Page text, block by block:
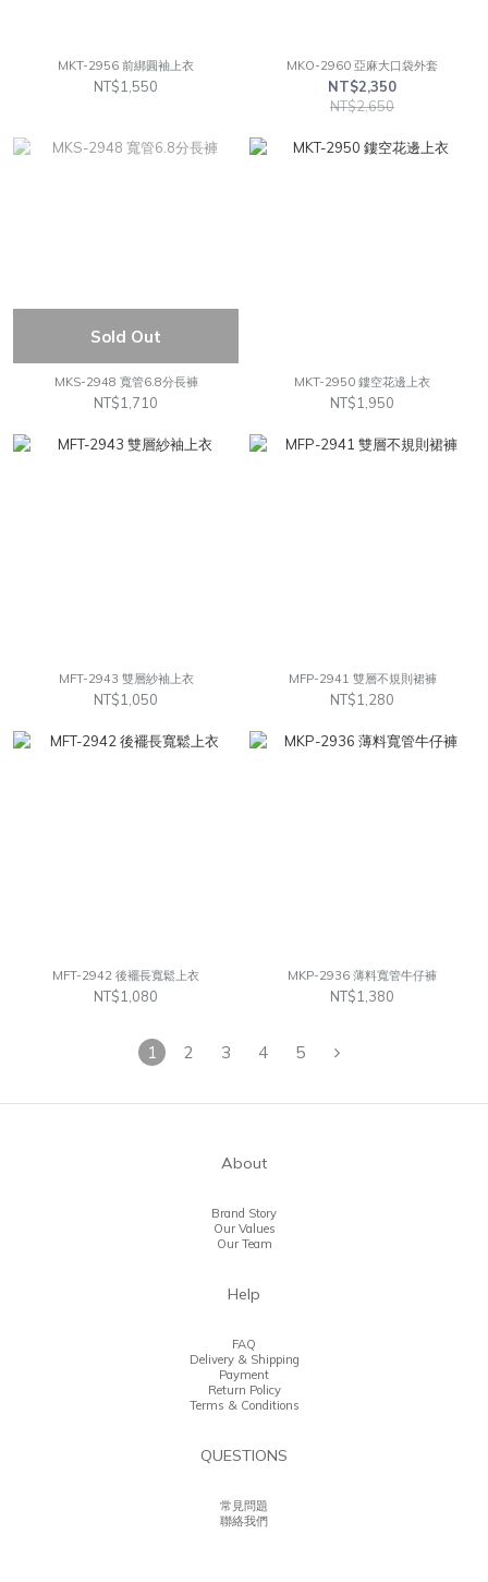
MKT-2956 前綁圓袖上衣
NT$1,550
MKO-2960 亞麻大口袋外套
NT$2,350
NT$2,650
Sold Out
MKS-2948 寬管6.8分長褲
NT$1,710
MKT-2950 鏤空花邊上衣
NT$1,950
MFT-2943 雙層紗袖上衣
NT$1,050
MFP-2941 雙層不規則裙褲
NT$1,280
MFT-2942 後襬長寬鬆上衣
NT$1,080
MKP-2936 薄料寬管牛仔褲
NT$1,380
1 2 3 4 5
About
Brand Story
Our Values
Our Team
Help
FAQ
Delivery & Shipping
Payment
Return Policy
Terms & Conditions
QUESTIONS
常見問題
聯絡我們